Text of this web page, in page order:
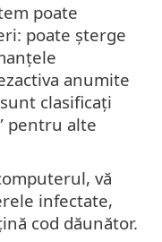
poate
poate șterge
anumite
clasificați
pentru alte
vă
infectate,
cod dăunător.